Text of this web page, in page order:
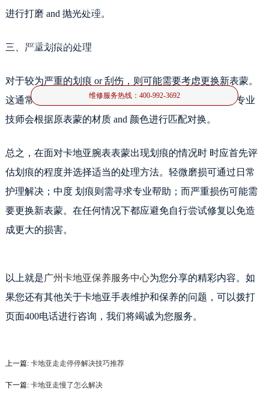
卡地亚腕表表蒙有划痕处理方法
卡地亚腕表以其精湛的工艺和独特的设计备受青睐，。然而，在日常佩戴过程
维修服务热线： 400-992-3692
进行打磨 and 抛光处理。
三、严重划痕的处理
对于较为严重的划痕 or 刮伤，则可能需要考虑更换新表蒙。
这通常需要将腕表送至专业的维修中心进行更换操作。专业
技师会根据原表蒙的材质 and 颜色进行匹配对换。
总之，在面对卡地亚腕表表蒙出现划痕的情况时 时应首先评
估划痕的程度并选择适当的处理方法。轻微磨损可通过日常
护理解决；中度 划痕则需寻求专业帮助；而严重损伤可能需
要更换新表蒙。在任何情况下都应避免自行尝试修复以免造
成更大的损害。
以上就是广州卡地亚保养服务中心为您分享的精彩内容。如
果您还有其他关于卡地亚手表维护和保养的问题，可以拨打
页面400电话进行咨询，我们将竭诚为您服务。
上一篇: 卡地亚走走停停解决技巧推荐
下一篇: 卡地亚走慢了怎么解决